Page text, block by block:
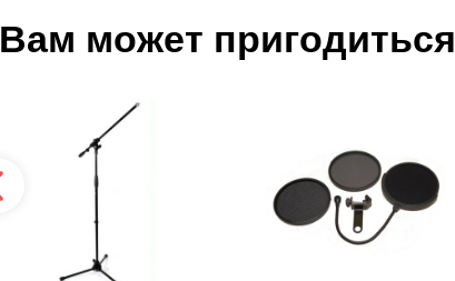
Вам может пригодиться